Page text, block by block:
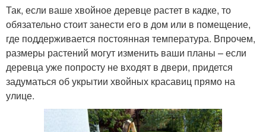
Так, если ваше хвойное деревце растет в кадке, то
обязательно стоит занести его в дом или в помещение,
где поддерживается постоянная температура. Впрочем,
размеры растений могут изменить ваши планы – если
деревца уже попросту не входят в двери, придется
задуматься об укрытии хвойных красавиц прямо на
улице.